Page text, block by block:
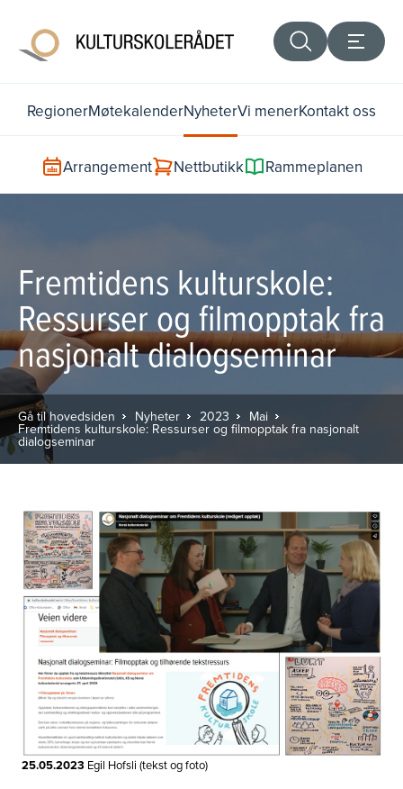
RegionerMøtekalenderNyheterVi menerKontakt oss
Arrangement Nettbutikk Rammeplanen
Fremtidens kulturskole:
Ressurser og filmopptak fra
nasjonalt dialogseminar
Gå til hovedsiden Nyheter 2023 Mai
Fremtidens kulturskole: Ressurser og filmopptak fra nasjonalt
dialogseminar
25.05.2023 Egil Hofsli (tekst og foto)